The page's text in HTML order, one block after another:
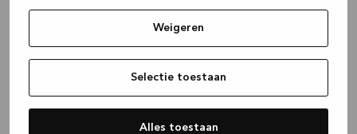
Weigeren
Selectie toestaan
Alles toestaan
(see the browser console for more
information).